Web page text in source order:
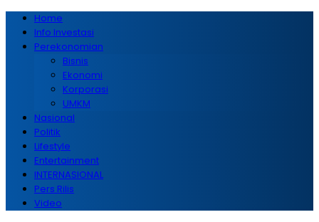
Home
Info Investasi
Perekonomian
Bisnis
Ekonomi
Korporasi
UMKM
Nasional
Politik
Lifestyle
Entertainment
INTERNASIONAL
Pers Rilis
Video